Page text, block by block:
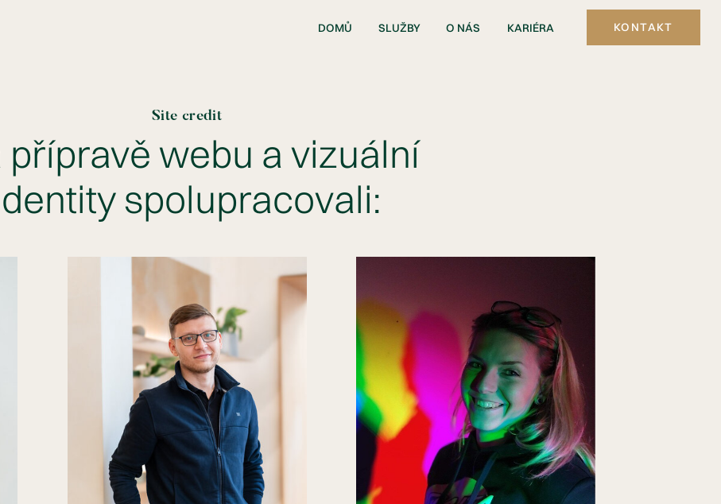
KONTAKT
KARIÉRA
SLUŽBY O NÁS
DOMŮ
přípravě webu a vizuální
spolupracovali:
Site credit